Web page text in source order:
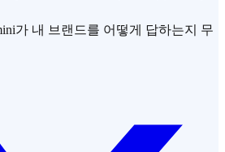
가 내 브랜드를 어떻게 답하는지 무